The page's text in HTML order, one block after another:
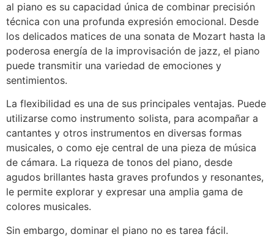
al piano es su capacidad única de combinar precisión
técnica con una profunda expresión emocional. Desde
los delicados matices de una sonata de Mozart hasta la
poderosa energía de la improvisación de jazz, el piano
puede transmitir una variedad de emociones y
sentimientos.
La flexibilidad es una de sus principales ventajas. Puede
utilizarse como instrumento solista, para acompañar a
cantantes y otros instrumentos en diversas formas
musicales, o como eje central de una pieza de música
de cámara. La riqueza de tonos del piano, desde
agudos brillantes hasta graves profundos y resonantes,
le permite explorar y expresar una amplia gama de
colores musicales.
Sin embargo, dominar el piano no es tarea fácil.